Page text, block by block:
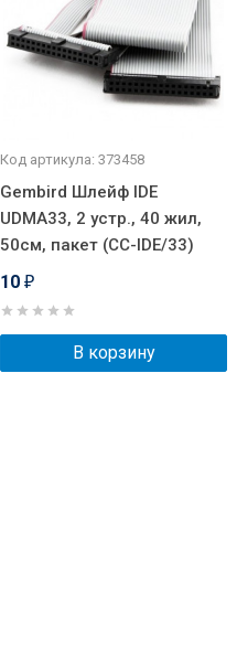
Код артикула: 373458
Gembird Шлейф IDE
UDMA33, 2 устр., 40 жил,
50см, пакет (CC-IDE/33)
10 ₽
В корзину